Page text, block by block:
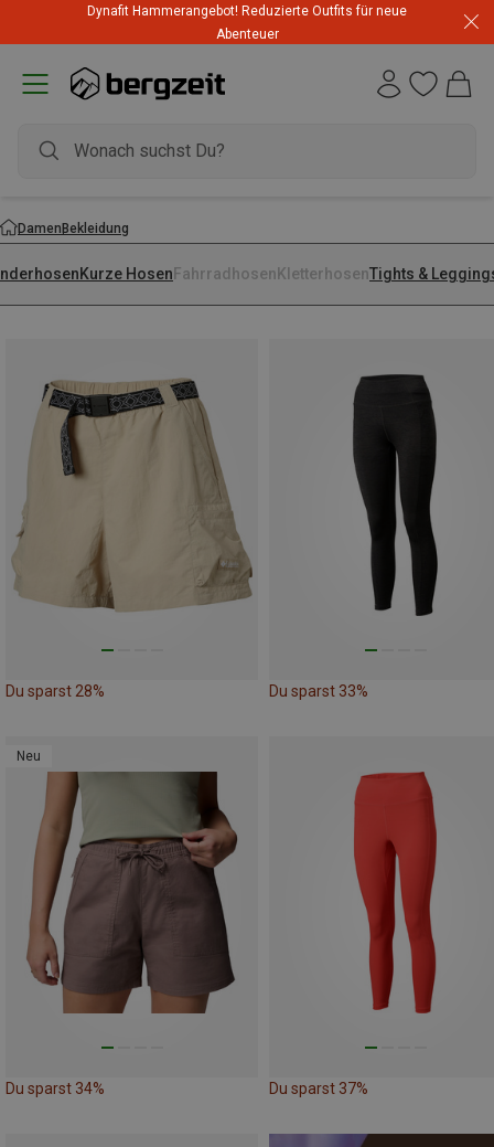
Dynafit Hammerangebot! Reduzierte Outfits für neue
Abenteuer
DamenBekleidung
Kurze Hosen Fahrradhosen KletterhosenTights &
Du sparst 28% Du sparst 33%
Neu
Du sparst 34% Du sparst 37%